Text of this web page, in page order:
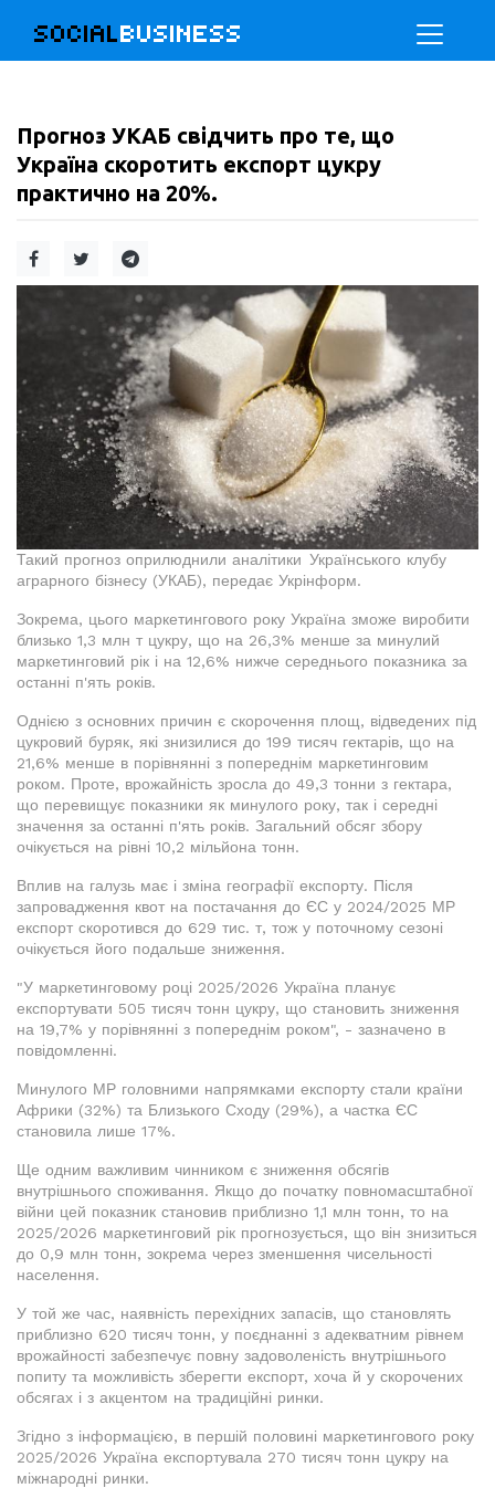
SOCIALBUSINESS
Прогноз УКАБ свідчить про те, що
Україна скоротить експорт цукру
практично на 20%.
Такий прогноз оприлюднили аналітики Українського клубу
аграрного бізнесу (УКАБ), передає Укрінформ.
Зокрема, цього маркетингового року Україна зможе виробити
близько 1,3 млн т цукру, що на 26,3% менше за минулий
маркетинговий рік і на 12,6% нижче середнього показника за
останні п'ять років.
Однією з основних причин є скорочення площ, відведених під
цукровий буряк, які знизилися до 199 тисяч гектарів, що на
21,6% менше в порівнянні з попереднім маркетинговим
роком. Проте, врожайність зросла до 49,3 тонни з гектара,
що перевищує показники як минулого року, так і середні
значення за останні п'ять років. Загальний обсяг збору
очікується на рівні 10,2 мільйона тонн.
Вплив на галузь має і зміна географії експорту. Після
запровадження квот на постачання до ЄС у 2024/2025 МР
експорт скоротився до 629 тис. т, тож у поточному сезоні
очікується його подальше зниження.
"У маркетинговому році 2025/2026 Україна планує
експортувати 505 тисяч тонн цукру, що становить зниження
на 19,7% у порівнянні з попереднім роком", - зазначено в
повідомленні.
Минулого МР головними напрямками експорту стали країни
Африки (32%) та Близького Сходу (29%), а частка ЄС
становила лише 17%.
Ще одним важливим чинником є зниження обсягів
внутрішнього споживання. Якщо до початку повномасштабної
війни цей показник становив приблизно 1,1 млн тонн, то на
2025/2026 маркетинговий рік прогнозується, що він знизиться
до 0,9 млн тонн, зокрема через зменшення чисельності
населення.
У той же час, наявність перехідних запасів, що становлять
приблизно 620 тисяч тонн, у поєднанні з адекватним рівнем
врожайності забезпечує повну задоволеність внутрішнього
попиту та можливість зберегти експорт, хоча й у скорочених
обсягах і з акцентом на традиційні ринки.
Згідно з інформацією, в першій половині маркетингового року
2025/2026 Україна експортувала 270 тисяч тонн цукру на
міжнародні ринки.